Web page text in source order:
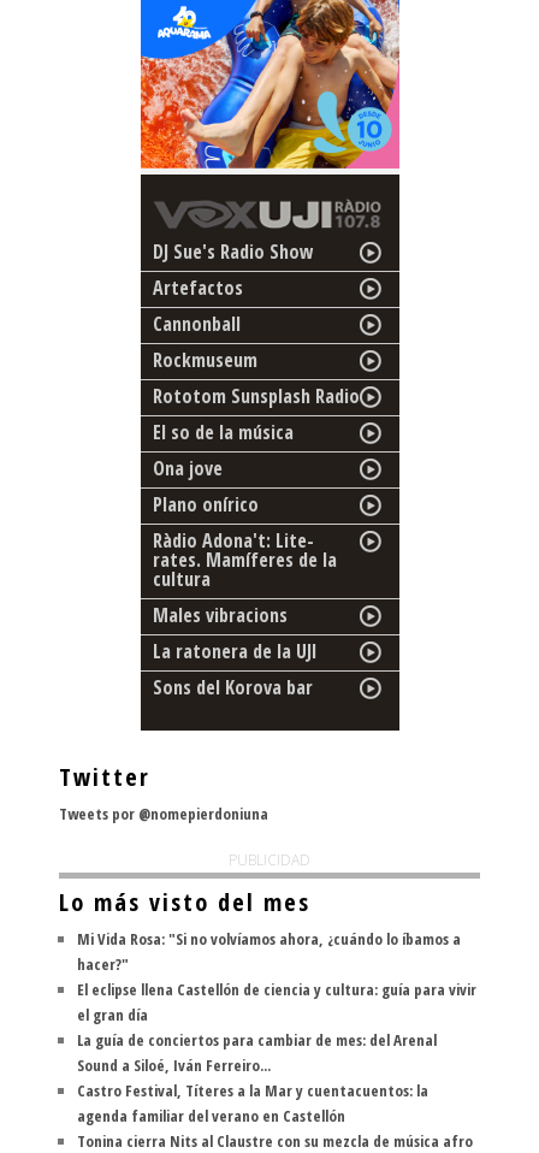
DJ Sue's Radio Show
Artefactos
Cannonball
Rockmuseum
Rototom Sunsplash Radio
El so de la música
Ona jove
Plano onírico
Ràdio Adona't: Lite-
rates. Mamíferes de la
cultura
Males vibracions
La ratonera de la UJI
Sons del Korova bar
Twitter
Tweets por @nomepierdoniuna
PUBLICIDAD
Lo más visto del mes
Mi Vida Rosa: "Si no volvíamos ahora, ¿cuándo lo íbamos a
hacer?"
El eclipse llena Castellón de ciencia y cultura: guía para vivir
el gran día
La guía de conciertos para cambiar de mes: del Arenal
Sound a Siloé, Iván Ferreiro...
Castro Festival, Títeres a la Mar y cuentacuentos: la
agenda familiar del verano en Castellón
Tonina cierra Nits al Claustre con su mezcla de música afro